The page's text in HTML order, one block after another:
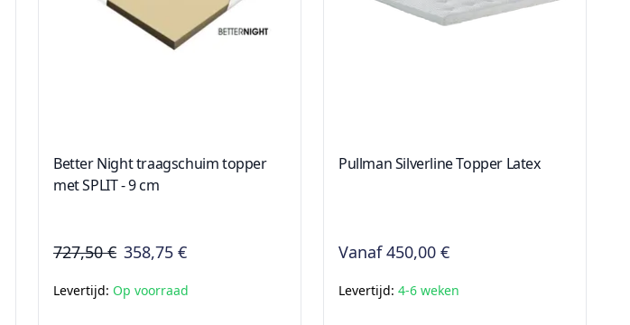
Better Night traagschuim topper
met SPLIT - 9 cm
727,50 € 358,75 €
Levertijd: Op voorraad
Pullman Silverline Topper Latex
Vanaf450,00 €
Levertijd: 4-6 weken